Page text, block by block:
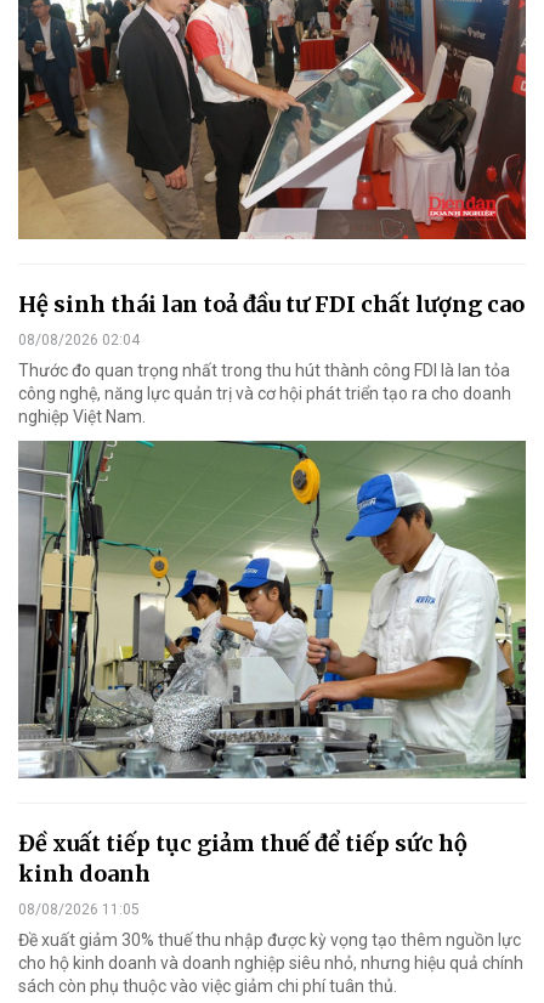
Hệ sinh thái lan toả đầu tư FDI chất lượng cao
08/08/2026 02:04
Thước đo quan trọng nhất trong thu hút thành công FDI là lan tỏa
công nghệ, năng lực quản trị và cơ hội phát triển tạo ra cho doanh
nghiệp Việt Nam.
Đề xuất tiếp tục giảm thuế để tiếp sức hộ
kinh doanh
08/08/2026 11:05
Đề xuất giảm 30% thuế thu nhập được kỳ vọng tạo thêm nguồn lực
cho hộ kinh doanh và doanh nghiệp siêu nhỏ, nhưng hiệu quả chính
sách còn phụ thuộc vào việc giảm chi phí tuân thủ.